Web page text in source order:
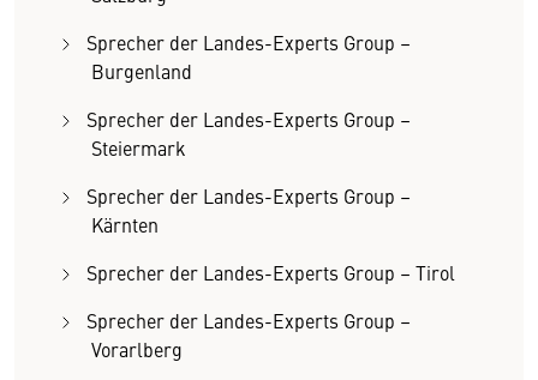
Sprecher der Landes-Experts Group –
Burgenland
Sprecher der Landes-Experts Group –
Steiermark
Sprecher der Landes-Experts Group –
Kärnten
Sprecher der Landes-Experts Group – Tirol
Sprecher der Landes-Experts Group –
Vorarlberg